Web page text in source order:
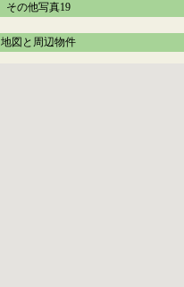
その他写真19
地図と周辺物件